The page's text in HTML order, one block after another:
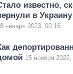
известно,
в Украину
января 2023, 00:16
15 ноября